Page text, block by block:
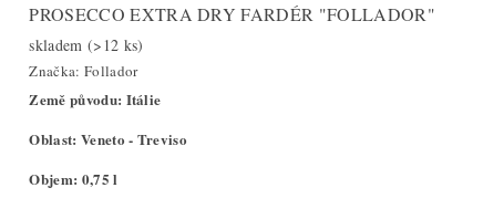
PROSECCO EXTRA DRY FARDÉR "FOLLADOR"
skladem (>12 ks)
Značka: Follador
Země původu: Itálie
Oblast: Veneto - Treviso
Objem: 0,75 l